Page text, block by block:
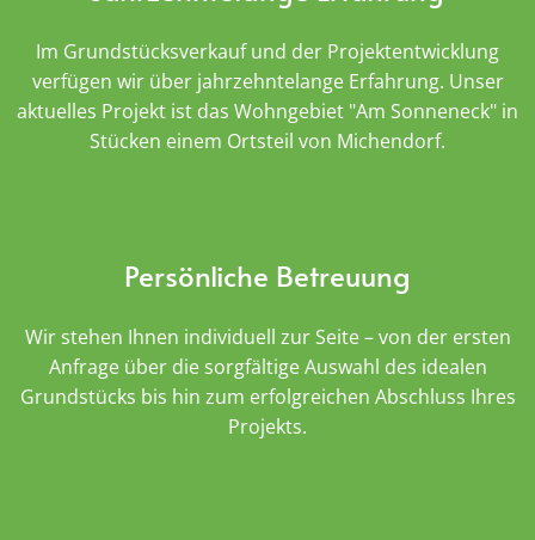
Im Grundstücksverkauf und der Projektentwicklung
verfügen wir über jahrzehntelange Erfahrung. Unser
aktuelles Projekt ist das Wohngebiet "Am Sonneneck" in
Stücken einem Ortsteil von Michendorf.
Persönliche Betreuung
Wir stehen Ihnen individuell zur Seite – von der ersten
Anfrage über die sorgfältige Auswahl des idealen
Grundstücks bis hin zum erfolgreichen Abschluss Ihres
Projekts.